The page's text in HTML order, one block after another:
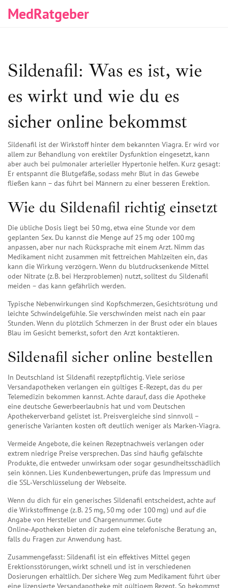
MedRatgeber
Sildenafil: Was es ist, wie
es wirkt und wie du es
sicher online bekommst
Sildenafil ist der Wirkstoff hinter dem bekannten Viagra. Er wird vor
allem zur Behandlung von erektiler Dysfunktion eingesetzt, kann
aber auch bei pulmonaler arterieller Hypertonie helfen. Kurz gesagt:
Er entspannt die Blutgefäße, sodass mehr Blut in das Gewebe
fließen kann – das führt bei Männern zu einer besseren Erektion.
Wie du Sildenafil richtig einsetzt
Die übliche Dosis liegt bei 50 mg, etwa eine Stunde vor dem
geplanten Sex. Du kannst die Menge auf 25 mg oder 100 mg
anpassen, aber nur nach Rücksprache mit einem Arzt. Nimm das
Medikament nicht zusammen mit fettreichen Mahlzeiten ein, das
kann die Wirkung verzögern. Wenn du blutdrucksenkende Mittel
oder Nitrate (z. B. bei Herzproblemen) nutzt, solltest du Sildenafil
meiden – das kann gefährlich werden.
Typische Nebenwirkungen sind Kopfschmerzen, Gesichtsrötung und
leichte Schwindelgefühle. Sie verschwinden meist nach ein paar
Stunden. Wenn du plötzlich Schmerzen in der Brust oder ein blaues
Blau im Gesicht bemerkst, sofort den Arzt kontaktieren.
Sildenafil sicher online bestellen
In Deutschland ist Sildenafil rezeptpflichtig. Viele seriöse
Versandapotheken verlangen ein gültiges E‑Rezept, das du per
Telemedizin bekommen kannst. Achte darauf, dass die Apotheke
eine deutsche Gewerbeerlaubnis hat und vom Deutschen
Apothekerverband gelistet ist. Preisvergleiche sind sinnvoll –
generische Varianten kosten oft deutlich weniger als Marken‑Viagra.
Vermeide Angebote, die keinen Rezeptnachweis verlangen oder
extrem niedrige Preise versprechen. Das sind häufig gefälschte
Produkte, die entweder unwirksam oder sogar gesundheitsschädlich
sein können. Lies Kundenbewertungen, prüfe das Impressum und
die SSL‑Verschlüsselung der Webseite.
Wenn du dich für ein generisches Sildenafil entscheidest, achte auf
die Wirkstoffmenge (z. B. 25 mg, 50 mg oder 100 mg) und auf die
Angabe von Hersteller und Chargennummer. Gute
Online‑Apotheken bieten dir zudem eine telefonische Beratung an,
falls du Fragen zur Anwendung hast.
Zusammengefasst: Sildenafil ist ein effektives Mittel gegen
Erektionsstörungen, wirkt schnell und ist in verschiedenen
Dosierungen erhältlich. Der sichere Weg zum Medikament führt über
eine lizensierte Versandapotheke mit gültigem Rezept. So bekommst